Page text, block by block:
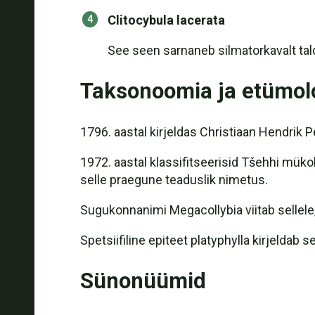
Clitocybula lacerata
See seen sarnaneb silmatorkavalt
Taksonoomia ja
1796. aastal kirjeldas Christiaan Hendrik
1972. aastal klassifitseerisid Tšehhi
selle praegune teaduslik nimetus.
Sugukonnanimi Megacollybia viitab
Spetsiifiline epiteet platyphylla kirjeldab
Sünonüümid